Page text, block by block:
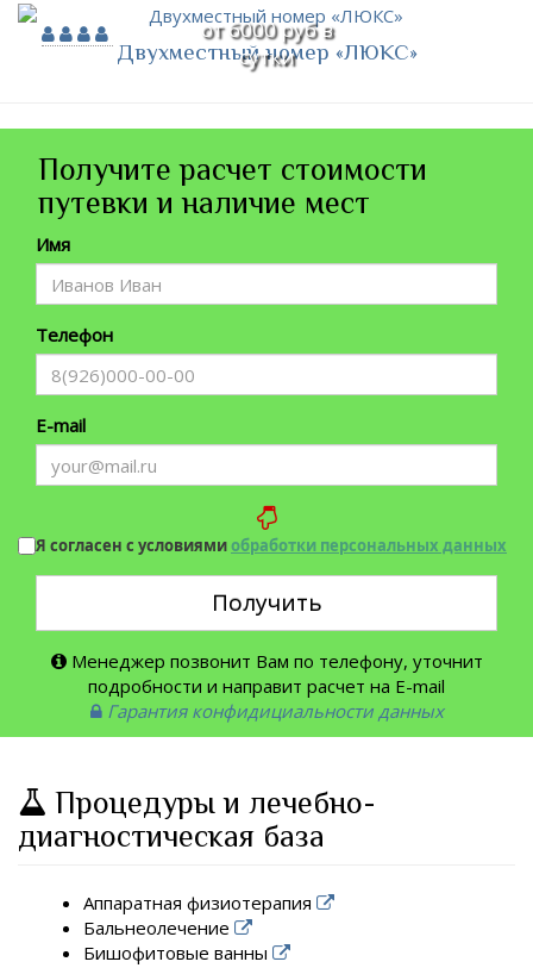
от 6000 руб в
сутки
Двухместный номер «ЛЮКС»
Получите расчет стоимости
путевки и наличие мест
Имя
Телефон
E-mail
Я согласен с условиямиобработки персональных данных
Получить
Менеджер позвонит Вам по телефону, уточнит
подробности и направит расчет на E-mail
Гарантия конфидициальности данных
Процедуры и лечебно-
диагностическая база
Аппаратная физиотерапия
Бальнеолечение
Бишофитовые ванны